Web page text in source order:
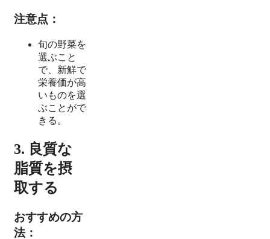
注意点：
旬の野菜を
選ぶこと
で、新鮮で
栄養価が高
いものを選
ぶことがで
きる。
3. 良質な
脂質を摂
取する
おすすめの方
法：